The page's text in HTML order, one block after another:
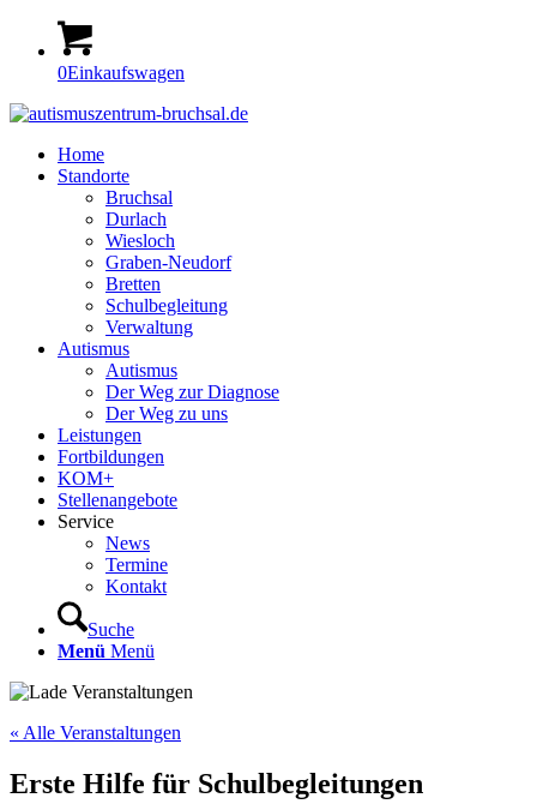
0Einkaufswagen
Home
Standorte
Bruchsal
Durlach
Wiesloch
Graben-Neudorf
Bretten
Schulbegleitung
Verwaltung
Autismus
Autismus
Der Weg zur Diagnose
Der Weg zu uns
Leistungen
Fortbildungen
KOM+
Stellenangebote
Service
News
Termine
Kontakt
Suche
Menü Menü
« Alle Veranstaltungen
Erste Hilfe für Schulbegleitungen